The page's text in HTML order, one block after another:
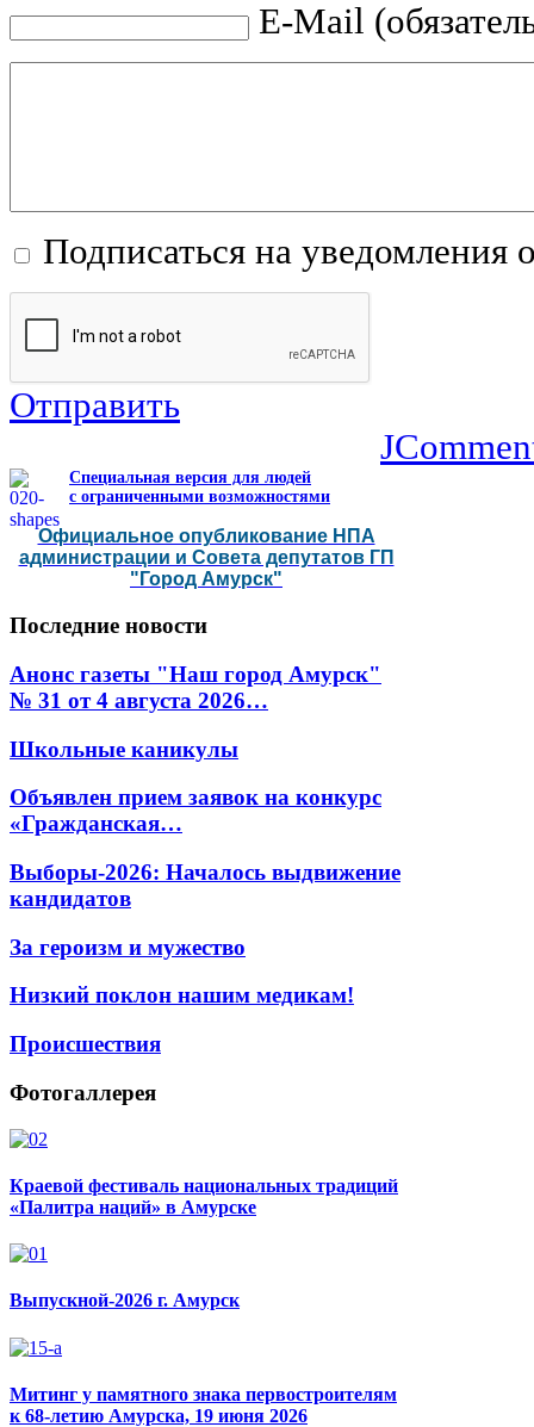
E-Mail
Подписаться на уведомления
Отправить
Специальная версия для людей
с ограниченными возможностями
Официальное опубликование НПА
администрации и Совета депутатов ГП
"Город Амурск"
Последние новости
Анонс газеты "Наш город Амурск"
№ 31 от 4 августа 2026…
Школьные каникулы
Объявлен прием заявок на конкурс
«Гражданская…
Выборы-2026: Началось выдвижение
кандидатов
За героизм и мужество
Низкий поклон нашим медикам!
Происшествия
Фотогаллерея
Краевой фестиваль национальных традиций
«Палитра наций» в Амурске
Выпускной-2026 г. Амурск
Митинг у памятного знака первостроителям
к 68-летию Амурска, 19 июня 2026